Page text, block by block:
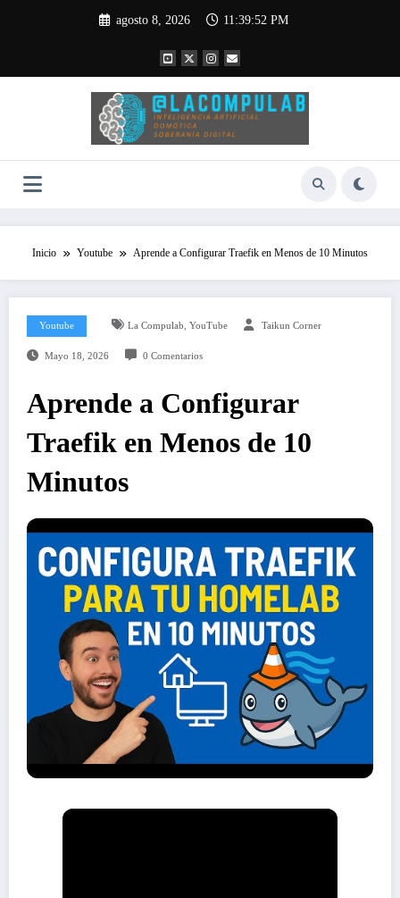
agosto 8, 2026 11:39:52 PM
Inicio Youtube Aprende a Configurar Traefik en Menos de 10 Minutos
Youtube La Compulab, YouTube Taikun Corner
Mayo 18, 2026 0 Comentarios
Aprende a Configurar
Traefik en Menos de 10
Minutos